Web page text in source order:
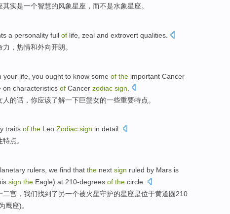
其实是一个智慧的风象星座 ， 而不是水象星座。
a personality full of life zeal and extrovert qualities.
力 ， 热情和外向开朗。
your life , you ought to know some of the important Cancer
on characteristics of Cancer zodiac sign
人 的话，你应该了解一下巨蟹女的一些重要特点。
traits of the Leo Zodiac sign in detail.
特点。
rulers, we find that the next sign ruled by Mars is
sign the Eagle) at 210-degrees of the circle.
二宫，我们找到 了 另一个被火星守护的星座是位于黄道圆210
鹰座)。